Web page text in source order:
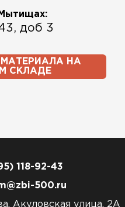
доб 3
НА
СКЛАДЕ
118-92-43
500.ru
Акуловская улица, 2А